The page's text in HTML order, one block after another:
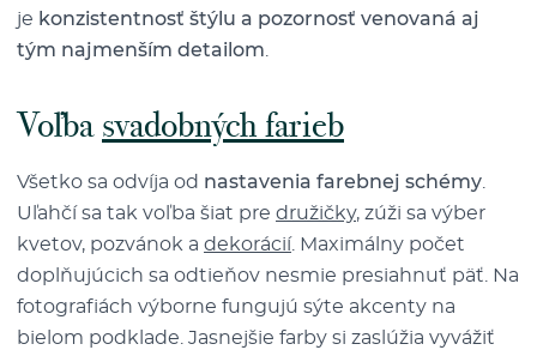
je konzistentnosť štýlu a pozornosť venovaná aj
tým najmenším detailom
Voľbasvadobných farieb
Všetko sa odvíja od nastavenia farebnej schémy
Uľahčí sa tak voľba šiat pre družičky, zúži sa výber
kvetov, pozvánok a dekorácií . Maximálny počet
doplňujúcich sa odtieňov nesmie presiahnuť päť. Na
fotografiách výborne fungujú sýte akcenty na
bielom podklade. Jasnejšie farby si zaslúžia vyvážiť